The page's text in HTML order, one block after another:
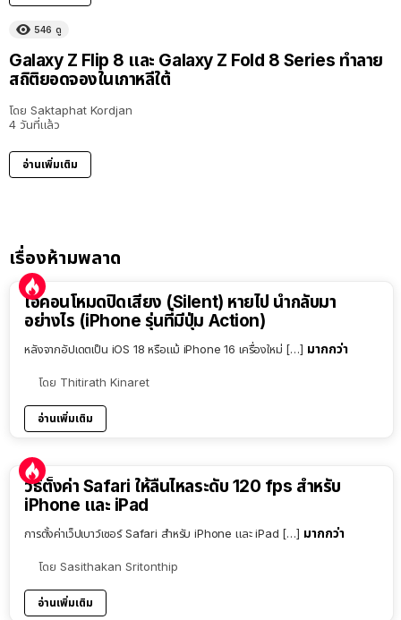
546 ดู
Galaxy Z Flip 8 และ Galaxy Z Fold 8 Series ทำลาย
สถิติยอดจองในเกาหลีใต้
โดย Saktaphat Kordjan
4 วันที่แล้ว
อ่านเพิ่มเติม
เรื่องห้ามพลาด
ไอคอนโหมดปิดเสียง (Silent) หายไป นำกลับมา
อย่างไร (iPhone รุ่นที่มีปุ่ม Action)
หลังจากอัปเดตเป็น iOS 18 หรือแม้ iPhone 16 เครื่องใหม่ […] มากกว่า
โดย Thitirath Kinaret
อ่านเพิ่มเติม
วิธีตั้งค่า Safari ให้ลื่นไหลระดับ 120 fps สำหรับ
iPhone และ iPad
การตั้งค่าเว็ปเบาว์เซอร์ Safari สำหรับ iPhone และ iPad […] มากกว่า
โดย Sasithakan Sritonthip
อ่านเพิ่มเติม